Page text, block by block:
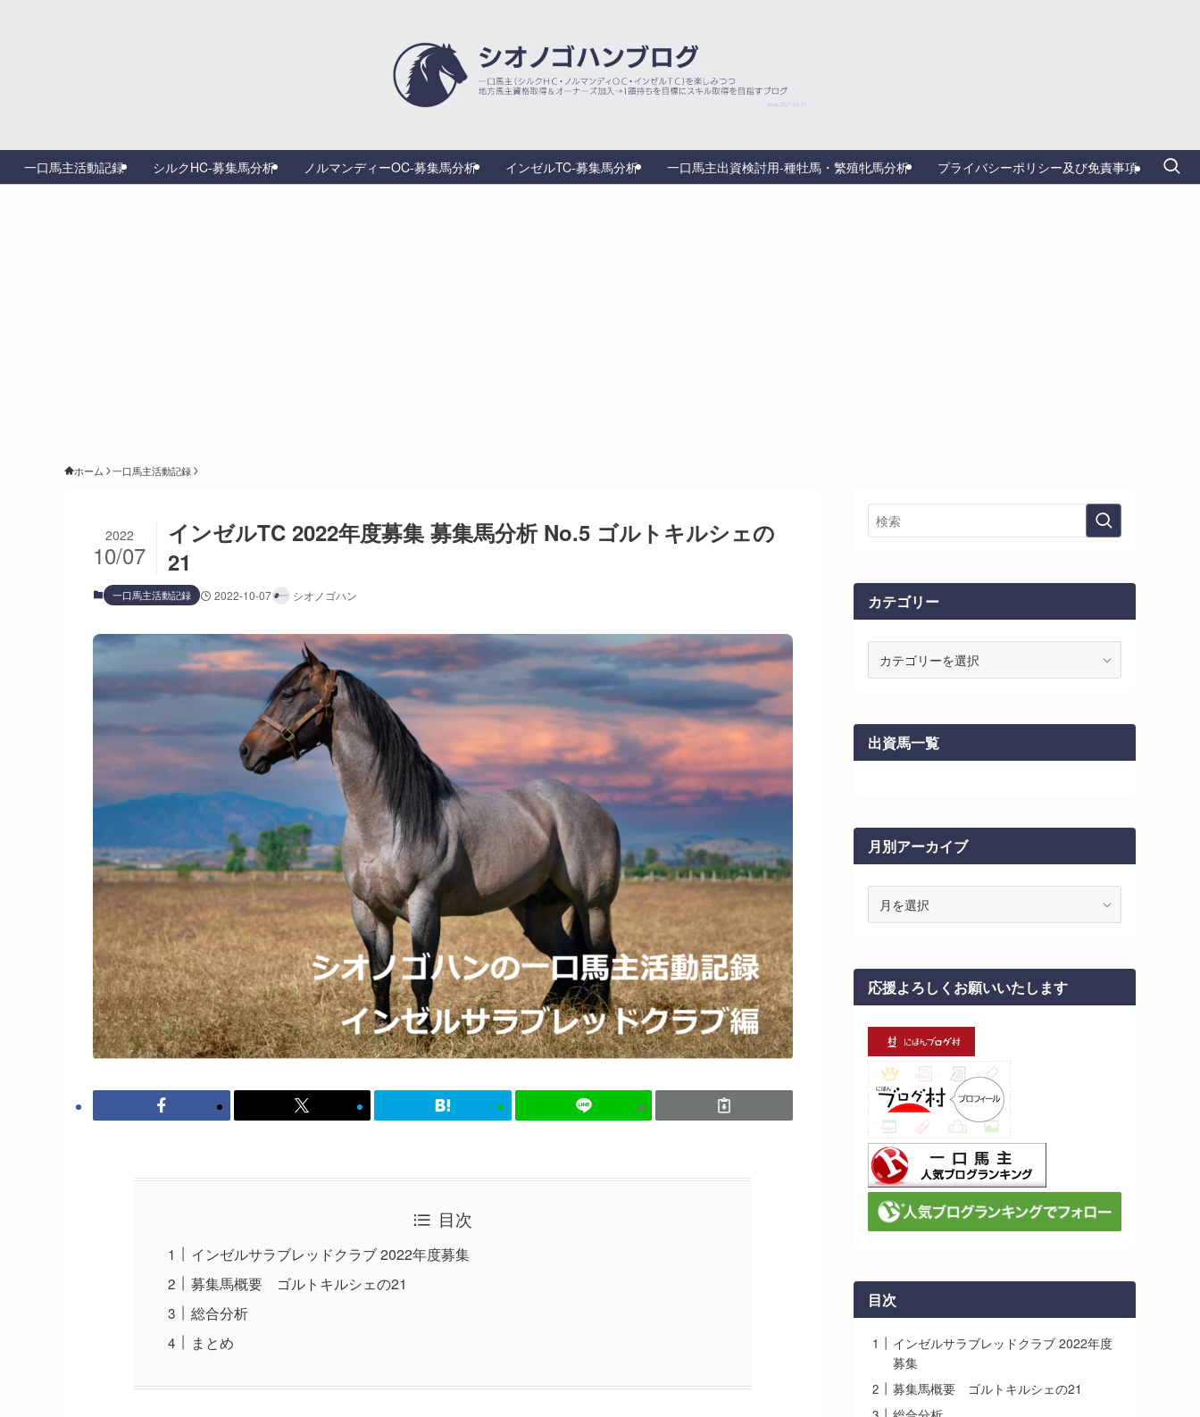
一口馬主活動記録 シルクHC-募集馬分析 ノルマンディーOC-募集馬分析 インゼルTC-募集馬分析 一口馬主出資検討用‐種牡馬・繁殖牝馬分析 プライバシーポリシー及び免責事項
ホーム 一口馬主活動記録
インゼルTC 2022年度募集 募集馬分析 No.5 ゴルトキルシェの
21
2022
10/07
一口馬主活動記録 2022-10-07 シオノゴハン
目次
インゼルサラブレッドクラブ 2022年度募集
募集馬概要 ゴルトキルシェの21
総合分析
まとめ
カテゴリー
ー
出資馬一覧
月別アーカイブ
カ
イ
応援よろしくお願いいたします
目次
インゼルサラブレッドクラブ 2022年度
募集
募集馬概要 ゴルトキルシェの21